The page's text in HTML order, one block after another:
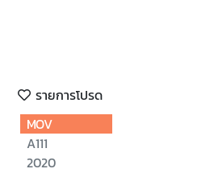
รายการโปรด
MOV
A111
2020